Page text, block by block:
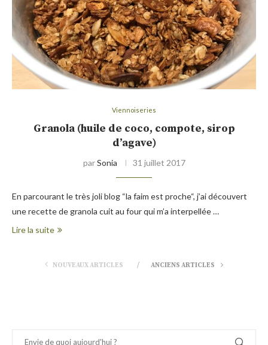
Viennoiseries
Granola (huile de coco, compote, sirop
d’agave)
parSonia 31 juillet 2017
En parcourant le très joli blog “la faim est proche“, j’ai découvert
une recette de granola cuit au four qui m’a interpellée …
Lire la suite
NOUVEAUX ARTICLES ANCIENS ARTICLES